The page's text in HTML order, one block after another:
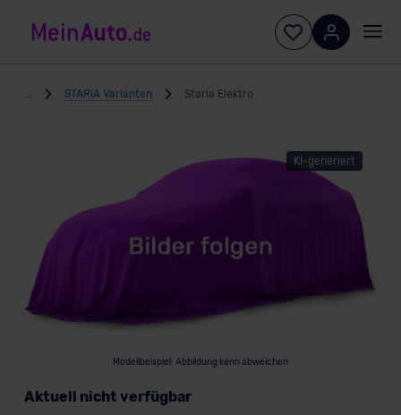
STARIA Varianten Staria Elektro
KI-generiert
Modellbeispiel: Abbildung kann abweichen
Aktuell nicht verfügbar